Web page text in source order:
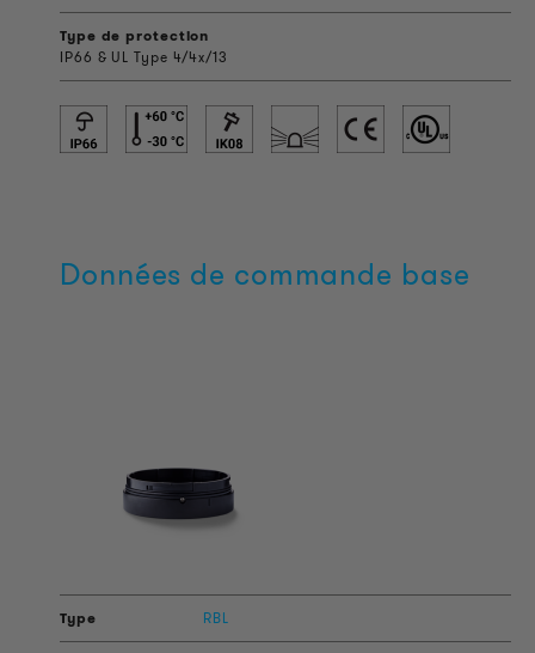
Type de protection
IP66 & UL Type 4/4x/13
Données de commande base
RBL